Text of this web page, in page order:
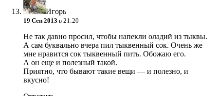
Игopь
19 Сен 2013 в 21:20
Не так давно просил, чтобы напекли оладий из тыквы.
А сам буквально вчера пил тыквенный сок. Очень же
мне нравится сок тыквенный пить. Обожаю его.
А он еще и полезный такой.
Приятно, что бывают такие вещи — и полезно, и
вкусно!